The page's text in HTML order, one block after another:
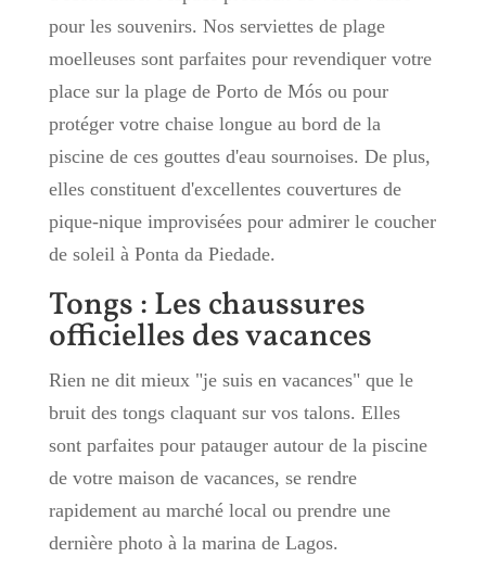
pour les souvenirs. Nos serviettes de plage
moelleuses sont parfaites pour revendiquer votre
place sur la plage de Porto de Mós ou pour
protéger votre chaise longue au bord de la
piscine de ces gouttes d'eau sournoises. De plus,
elles constituent d'excellentes couvertures de
pique-nique improvisées pour admirer le coucher
de soleil à Ponta da Piedade.
Tongs : Les chaussures
officielles des vacances
Rien ne dit mieux "je suis en vacances" que le
bruit des tongs claquant sur vos talons. Elles
sont parfaites pour patauger autour de la piscine
de votre maison de vacances, se rendre
rapidement au marché local ou prendre une
dernière photo à la marina de Lagos.